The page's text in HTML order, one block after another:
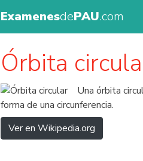
ExamenesdePAU.com
Órbita
Una órbita
forma de una circunferencia.
Ver en Wikipedia.org